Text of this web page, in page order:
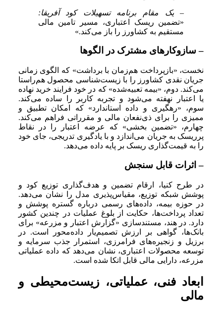
– یک مقام برنامه تسهیلات کود آفریقا:
«تضمین ریسک اعتباری، مسیر تامین مالی
مستقیم به کشاورز را باز می‌کند.»
– سازوکارهای مشترک در الگوها
نخست، «بازپرداخت هم‌زمان با برداشت» که الگوی زمانی
جریان نقدی کشاورز را با زیست‌شناسی محصول هم‌راستا
می‌کند. دوم، «بیمه تعبیه‌شده» که در خود فرایند خرید نهاده
یا اعتبار نهفته می‌شود و تجربه کاربر را ساده می‌کند.
سوم، «رهگیری و داده استاندارد» که امکان تطبیق و
ممیزی را برای ذی‌نفعان مالی و مقرراتی فراهم می‌کند.
چهارم، «تضمین بخشی» که عرضه اعتبار را در نقاط
پرریسک به جریان می‌اندازد و با یادگیری تدریجی، جای خود
را به قیمت‌گذاری ریسک بر پایه داده می‌دهد.
– اثرات قابل سنجش
در طرح کنیا، ارقام تضمین و هدف‌گذاری توزیع کود و
پوشش شبکه توزیع، مقیاس‌پذیری مدل را نشان می‌دهد.
در حوزه بیمه، داده‌های رسمی درباره گستره پوشش و
تعداد پرداخت‌ها، حکایت از بلوغ عملیات در چندین کشور
دارد. در هند، مستندسازی «گزارش اعتبار و مزرعه» برای
بانک‌ها، گواهی بر ارزش تصمیم‌یار داده‌محور است. در
برزیل و زنجیره‌های فرامرزی، استمرار جذب سرمایه و
توسعه محصولات اعتباری، نشان می‌دهد که داده عملیاتی
مزرعه، دارایی مالی قابل اتکا شده است.
ابعاد فنی، عملیاتی، زیست‌محیطی و
مالی